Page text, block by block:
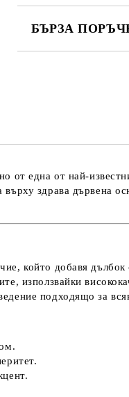
БЪРЗА
от една от най-
здрава дървена
който добавя
използвайки
подходящо за